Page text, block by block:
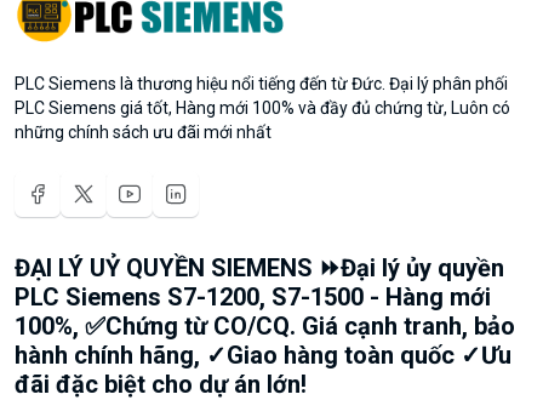
PLC Siemens là thương hiệu nổi tiếng đến từ Đức. Đại lý phân phối
PLC Siemens giá tốt, Hàng mới 100% và đầy đủ chứng từ, Luôn có
những chính sách ưu đãi mới nhất
ĐẠI LÝ UỶ QUYỀN SIEMENS ⏩Đại lý ủy quyền
PLC Siemens S7-1200, S7-1500 - Hàng mới
100%, ✅Chứng từ CO/CQ. Giá cạnh tranh, bảo
hành chính hãng, ✓Giao hàng toàn quốc ✓Ưu
đãi đặc biệt cho dự án lớn!